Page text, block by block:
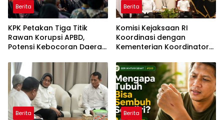
Berita
KPK Petakan Tiga Titik
Rawan Korupsi APBD,
Potensi Kebocoran Daerah
Dimitigasi
Berita
Komisi Kejaksaan RI
Koordinasi dengan
Kementerian Koordinator
Keamanan Terkait
Pengawasan Penanganan
Perkara Dugaan Korupsi
dan TPPU Mantan
Jampidsus, FA
Berita Berita